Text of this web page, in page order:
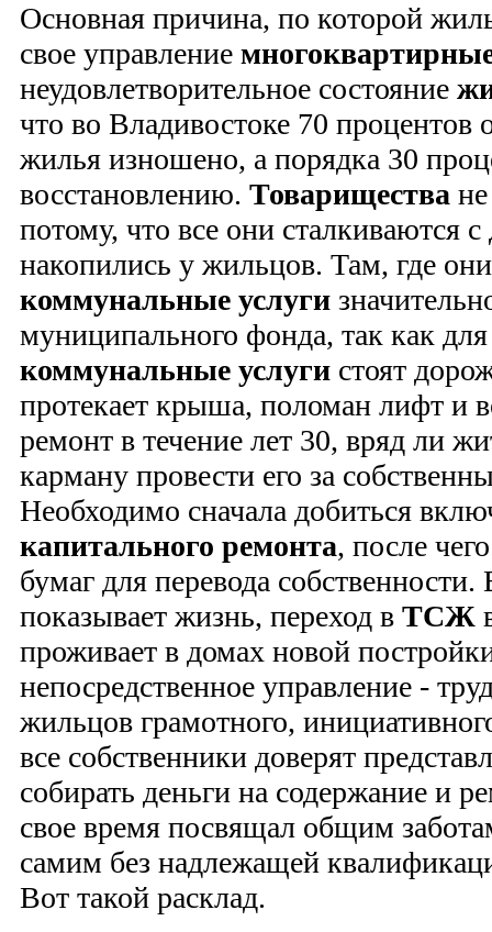
Основная причина, по которой
свое управление
неудовлетворительное состояние
что во Владивостоке 70 процентов
жилья изношено, а порядка 30
восстановлению. Товарищества
потому, что все они сталкиваются
накопились у жильцов. Там, где
коммунальные услуги
муниципального фонда, так как
коммунальные услуги стоят
протекает крыша, поломан лифт и
ремонт в течение лет 30, вряд ли
карману провести его за
Необходимо сначала добиться
капитального ремонта, после
бумаг для перевода
показывает жизнь, переход в ТСЖ
проживает в домах новой
непосредственное управление -
жильцов грамотного,
все собственники доверят
собирать деньги на содержание и
свое время посвящал общим
самим без надлежащей
Вот такой расклад.